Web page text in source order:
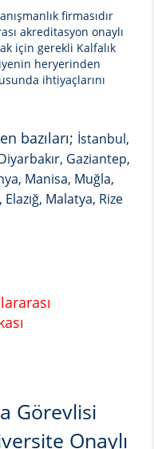
firmasıdır
akreditasyon onaylı
için gerekli Kalfalık
heryerinden
ihtiyaçlarını
bazıları; İstanbul,
Gaziantep,
Manisa, Muğla,
Malatya, Rize
Görevlisi
Onaylı